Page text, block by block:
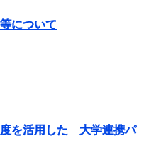
について
を活用した 大学連携パ